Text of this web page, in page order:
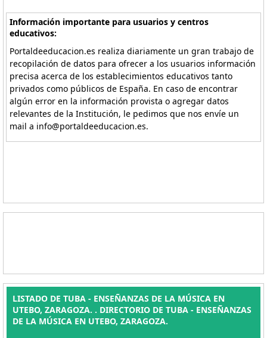
Información importante para usuarios y centros
educativos:
Portaldeeducacion.es realiza diariamente un gran trabajo de
recopilación de datos para ofrecer a los usuarios información
precisa acerca de los establecimientos educativos tanto
privados como públicos de España. En caso de encontrar
algún error en la información provista o agregar datos
relevantes de la Institución, le pedimos que nos envíe un
mail a info@portaldeeducacion.es.
LISTADO DE TUBA - ENSEÑANZAS DE LA MÚSICA EN
UTEBO, ZARAGOZA. . DIRECTORIO DE TUBA - ENSEÑANZAS
DE LA MÚSICA EN UTEBO, ZARAGOZA.